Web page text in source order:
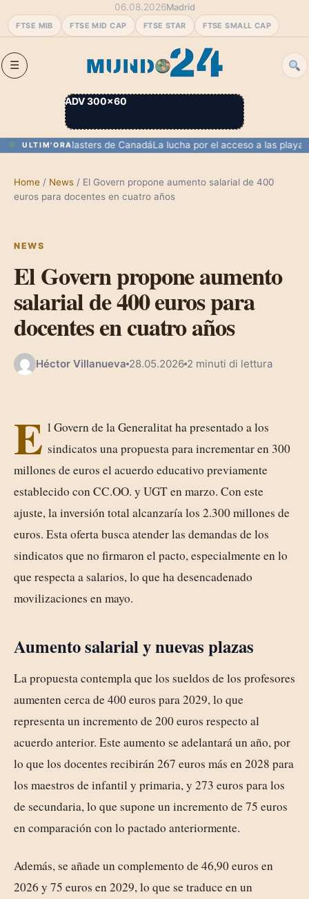
FTSE MIB FTSE MID CAP FTSE STAR FTSE SMALL CAP
06.08.2026Madrid
ADV 300×60
ULTIM'ORA
en el Masters de CanadáLa lucha por el acceso a las playas
Home / News / El Govern propone aumento salarial de 400
euros para docentes en cuatro años
NEWS
El Govern propone aumento
salarial de 400 euros para
docentes en cuatro años
Héctor Villanueva 28.05.2026 2 minuti di lettura
E l Govern de la Generalitat ha presentado a los
sindicatos una propuesta para incrementar en 300
millones de euros el acuerdo educativo previamente
establecido con CC.OO. y UGT en marzo. Con este
ajuste, la inversión total alcanzaría los 2.300 millones de
euros. Esta oferta busca atender las demandas de los
sindicatos que no firmaron el pacto, especialmente en lo
que respecta a salarios, lo que ha desencadenado
movilizaciones en mayo.
Aumento salarial y nuevas plazas
La propuesta contempla que los sueldos de los profesores
aumenten cerca de 400 euros para 2029, lo que
representa un incremento de 200 euros respecto al
acuerdo anterior. Este aumento se adelantará un año, por
lo que los docentes recibirán 267 euros más en 2028 para
los maestros de infantil y primaria, y 273 euros para los
de secundaria, lo que supone un incremento de 75 euros
en comparación con lo pactado anteriormente.
Además, se añade un complemento de 46,90 euros en
2026 y 75 euros en 2029, lo que se traduce en un